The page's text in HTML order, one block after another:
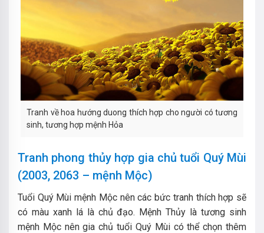
Tranh về hoa hướng duong thích hợp cho người có tương
sinh, tương hợp mệnh Hỏa
Tranh phong thủy hợp gia chủ tuổi Quý Mùi
(2003, 2063 – mệnh Mộc)
Tuổi Quý Mùi mệnh Mộc nên các bức tranh thích hợp sẽ
có màu xanh lá là chủ đạo. Mệnh Thủy là tương sinh
mệnh Mộc nên gia chủ tuổi Quý Mùi có thể chọn thêm